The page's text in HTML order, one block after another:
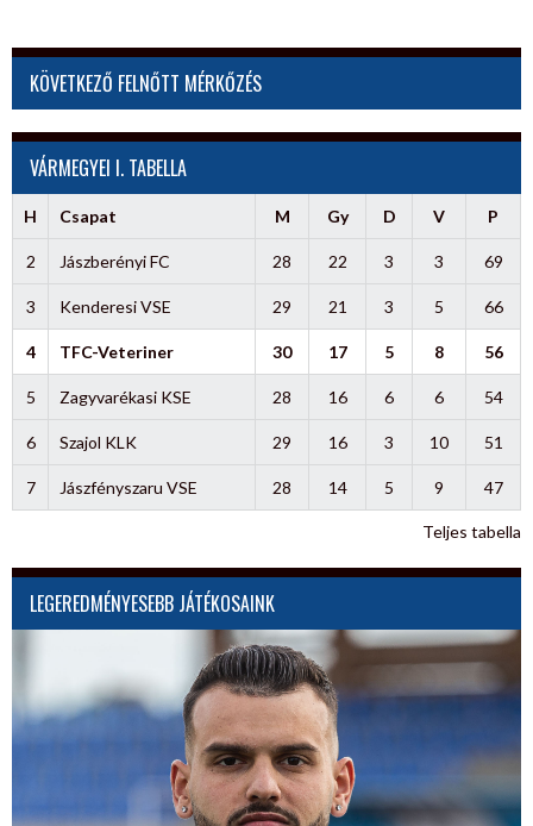
KÖVETKEZŐ FELNŐTT MÉRKŐZÉS
VÁRMEGYEI I. TABELLA
H Csapat M Gy D V P
2 Jászberényi FC 28 22 3 3 69
3 Kenderesi VSE 29 21 3 5 66
4 TFC-Veteriner 30 17 5 8 56
5 Zagyvarékasi KSE 28 16 6 6 54
6 Szajol KLK 29 16 3 10 51
7 Jászfényszaru VSE 28 14 5 9 47
Teljes tabella
LEGEREDMÉNYESEBB JÁTÉKOSAINK